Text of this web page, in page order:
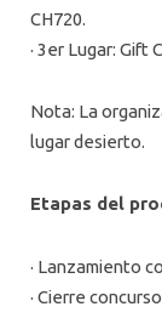
CH720.
· 3er Lugar: Gift
Nota: La
lugar desierto.
Etapas del
· Lanzamiento
· Cierre